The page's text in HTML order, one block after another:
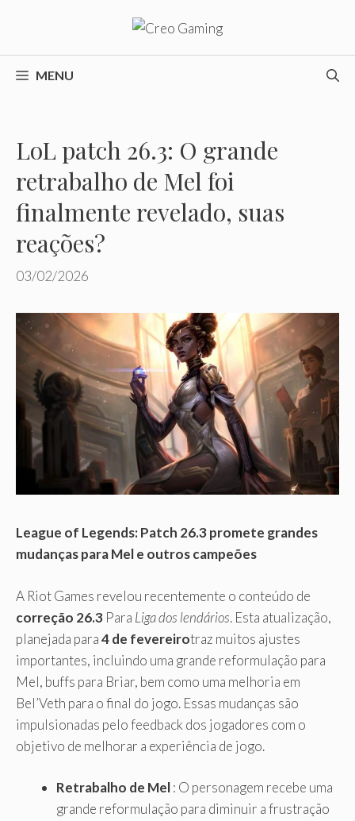
o
conteúdoMENU
LoL patch 26.3: O grande
retrabalho de Mel foi
finalmente revelado, suas
reações?
03/02/2026
League of Legends: Patch 26.3 promete grandes
mudanças para Mel e outros campeões
A Riot Games revelou recentemente o conteúdo de
correção 26.3 Para Liga dos lendários. Esta atualização,
planejada para4 de fevereirotraz muitos ajustes
importantes, incluindo uma grande reformulação para
Mel, buffs para Briar, bem como uma melhoria em
Bel’Veth para o final do jogo. Essas mudanças são
impulsionadas pelo feedback dos jogadores com o
objetivo de melhorar a experiência de jogo.
Retrabalho de Mel: O personagem recebe uma
grande reformulação para diminuir a frustração